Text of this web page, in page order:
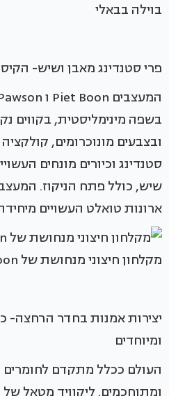
בוילה בבאלי
פרי סטנדינג מאבן ושיש-
בשפה מינימליסטית, בקווים
ובצבעים מונוכרומים,
סטנדינג וכיורים מונחים
שיש, כולל פתח הניקוז. המעצב
ארונות טואלט העשויים
מקלחון חיצוני מנחושת של Piet Boon ל-COCOON
יצירות אמנות בחדר הרחצה-
ומיוחדים
העולם ככלל מתקדם לחומרים